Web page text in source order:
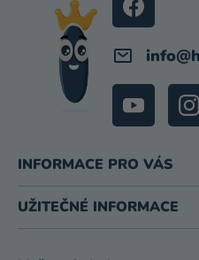
info@
INFORMACE PRO VÁS
UŽITEČNÉ INFORMACE